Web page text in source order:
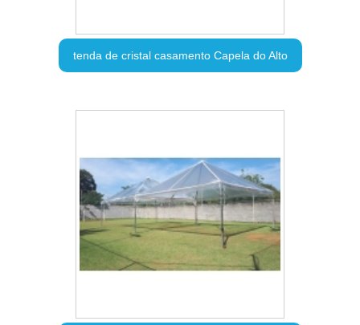
tenda de cristal casamento Capela do Alto